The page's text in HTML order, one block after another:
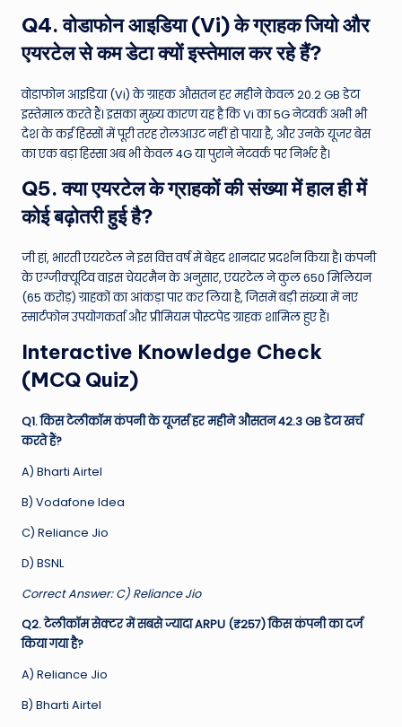
Q4. वोडाफोन आइडिया (Vi) के ग्राहक जियो और
एयरटेल से कम डेटा क्यों इस्तेमाल कर रहे हैं?
वोडाफोन आइडिया (Vi) के ग्राहक औसतन हर महीने केवल 20.2 GB डेटा
इस्तेमाल करते हैं। इसका मुख्य कारण यह है कि Vi का 5G नेटवर्क अभी भी
देश के कई हिस्सों में पूरी तरह रोलआउट नहीं हो पाया है, और उनके यूजर बेस
का एक बड़ा हिस्सा अब भी केवल 4G या पुराने नेटवर्क पर निर्भर है।
Q5. क्या एयरटेल के ग्राहकों की संख्या में हाल ही में
कोई बढ़ोतरी हुई है?
जी हां, भारती एयरटेल ने इस वित्त वर्ष में बेहद शानदार प्रदर्शन किया है। कंपनी
के एग्जीक्यूटिव वाइस चेयरमैन के अनुसार, एयरटेल ने कुल 650 मिलियन
(65 करोड़) ग्राहकों का आंकड़ा पार कर लिया है, जिसमें बड़ी संख्या में नए
स्मार्टफोन उपयोगकर्ता और प्रीमियम पोस्टपेड ग्राहक शामिल हुए हैं।
Interactive Knowledge Check
(MCQ Quiz)
Q1. किस टेलीकॉम कंपनी के यूजर्स हर महीने औसतन 42.3 GB डेटा खर्च
करते हैं?
A) Bharti Airtel
B) Vodafone Idea
C) Reliance Jio
D) BSNL
Correct Answer: C) Reliance Jio
Q2. टेलीकॉम सेक्टर में सबसे ज्यादा ARPU (₹257) किस कंपनी का दर्ज
किया गया है?
A) Reliance Jio
B) Bharti Airtel